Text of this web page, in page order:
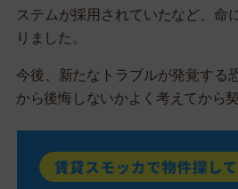
ステムが採用されていたなど、命
りました。
今後、新たなトラブルが発覚する
から後悔しないかよく考えてから